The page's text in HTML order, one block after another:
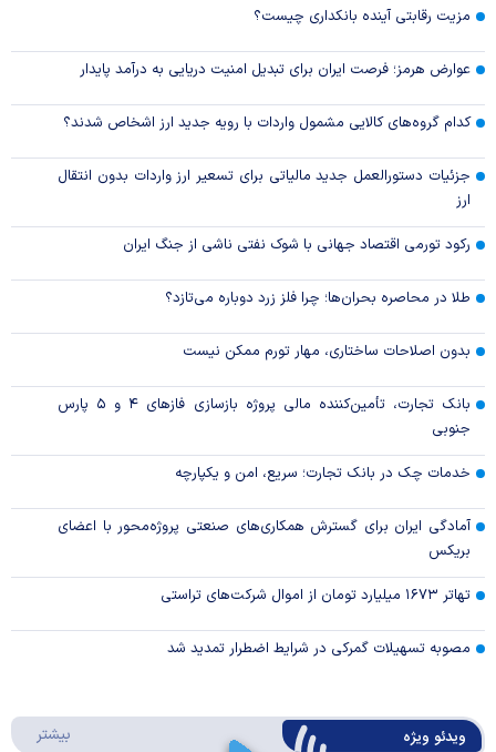
مزیت رقابتی آینده بانکداری چیست؟
عوارض هرمز؛ فرصت ایران برای تبدیل امنیت دریایی به درآمد پایدار
کدام گروه‌های کالایی مشمول واردات با رویه جدید ارز اشخاص شدند؟
جزئیات دستورالعمل جدید مالیاتی برای تسعیر ارز واردات بدون انتقال
ارز
رکود تورمی اقتصاد جهانی با شوک نفتی ناشی از جنگ ایران
طلا در محاصره بحران‌ها؛ چرا فلز زرد دوباره می‌تازد؟
بدون اصلاحات ساختاری، مهار تورم ممکن نیست
بانک تجارت، تأمین‌کننده مالی پروژه بازسازی فاز‌های ۴ و ۵ پارس
جنوبی
خدمات چک در بانک تجارت؛ سریع، امن و یکپارچه
آمادگی ایران برای گسترش همکاری‌های صنعتی پروژه‌محور با اعضای
بریکس
تهاتر ۱۶۷۳ میلیارد تومان از اموال شرکت‌های تراستی
مصوبه تسهیلات گمرکی در شرایط اضطرار تمدید شد
ویدئو ویژه بیشتر